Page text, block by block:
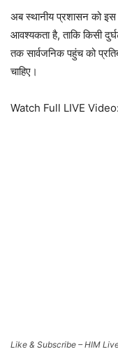
अब स्थानीय प्रशासन को इस
आवश्यकता है, ताकि किसी
तक सार्वजनिक पहुंच को
चाहिए।
Watch Full LIVE
Like & Subscribe – HIM